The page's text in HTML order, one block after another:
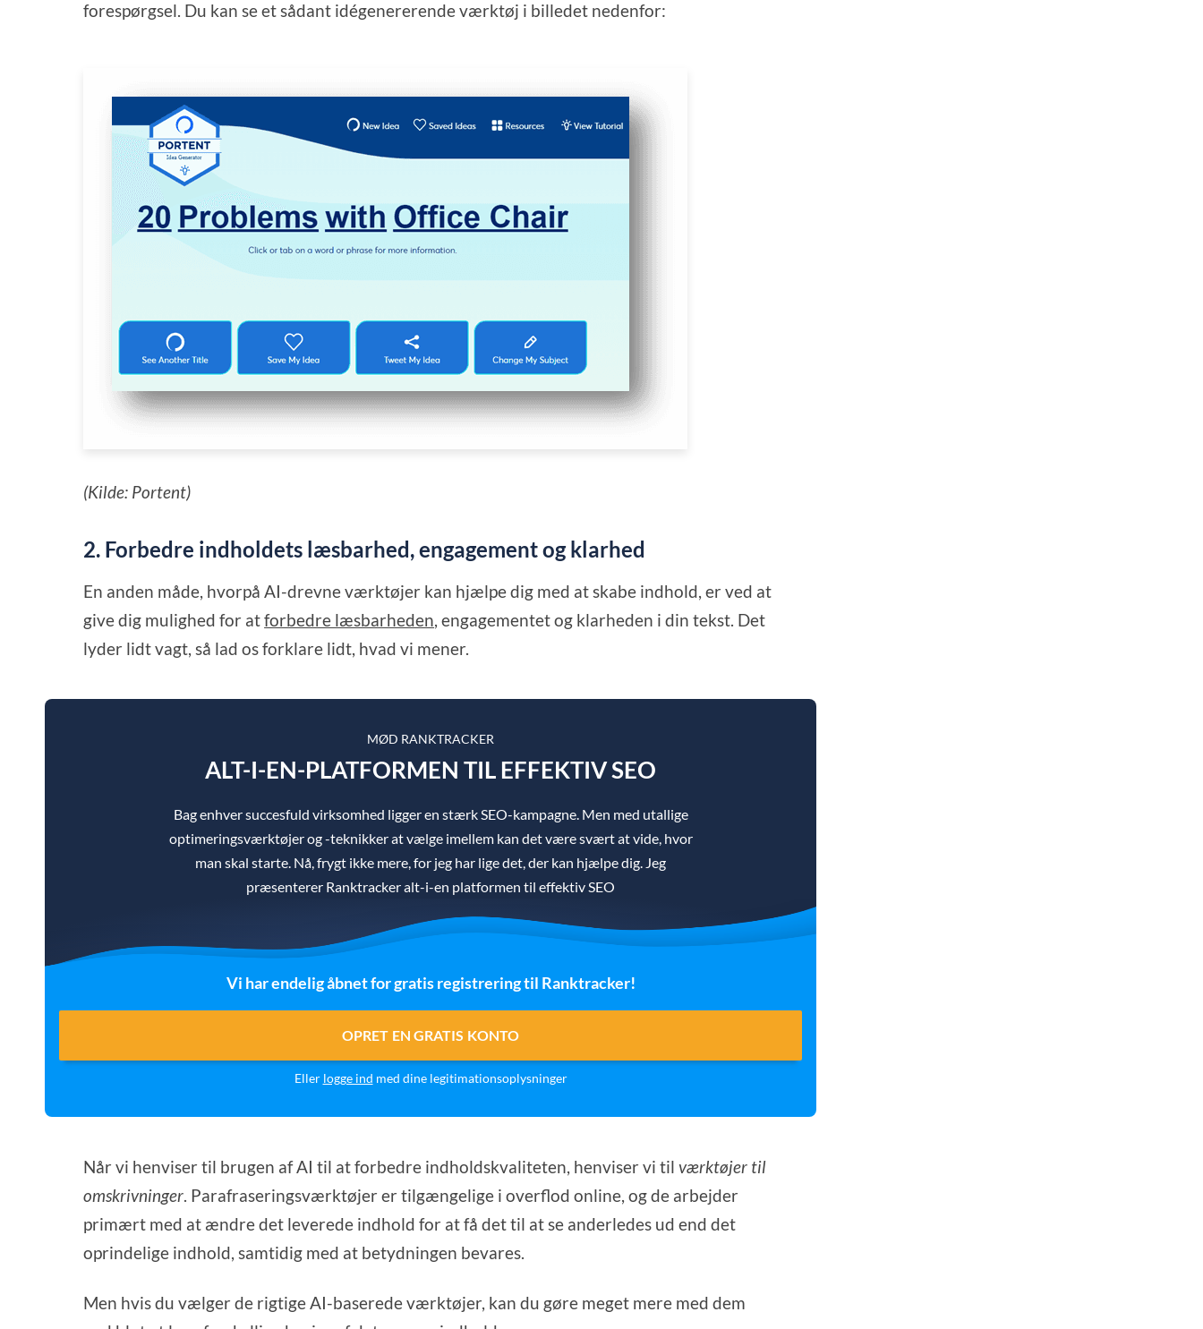
forespørgsel. Du kan se et sådant idégenererende værktøj i billedet nedenfor:
(Kilde: Portent)
2. Forbedre indholdets læsbarhed, engagement og klarhed
En anden måde, hvorpå AI-drevne værktøjer kan hjælpe dig med at skabe indhold, er ved at
give dig mulighed for atforbedre læsbarheden , engagementet og klarheden i din tekst. Det
lyder lidt vagt, så lad os forklare lidt, hvad vi mener.
MØD RANKTRACKER
ALT-I-EN-PLATFORMEN TIL EFFEKTIV SEO
Bag enhver succesfuld virksomhed ligger en stærk SEO-kampagne. Men med utallige
optimeringsværktøjer og -teknikker at vælge imellem kan det være svært at vide, hvor
man skal starte. Nå, frygt ikke mere, for jeg har lige det, der kan hjælpe dig. Jeg
præsenterer Ranktracker alt-i-en platformen til effektiv SEO
Vi har endelig åbnet for gratis registrering til Ranktracker!
OPRET EN GRATIS KONTO
Eller logge ind med dine legitimationsoplysninger
Når vi henviser til brugen af AI til at forbedre indholdskvaliteten, henviser vi tilværktøjer til
omskrivninger . Parafraseringsværktøjer er tilgængelige i overflod online, og de arbejder
primært med at ændre det leverede indhold for at få det til at se anderledes ud end det
oprindelige indhold, samtidig med at betydningen bevares.
Men hvis du vælger de rigtige AI-baserede værktøjer, kan du gøre meget mere med dem